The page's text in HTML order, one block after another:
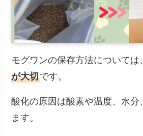
モグワンの保存方法については
が大切です。
酸化の原因は酸素や温度、水分
ます。